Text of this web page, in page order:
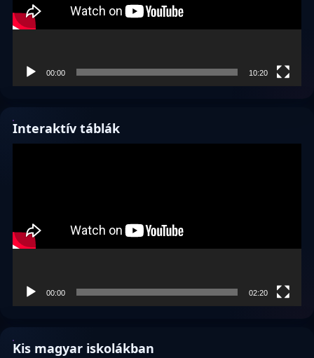
00:00 10:20
Interaktív táblák
00:00 02:20
Kis magyar iskolákban